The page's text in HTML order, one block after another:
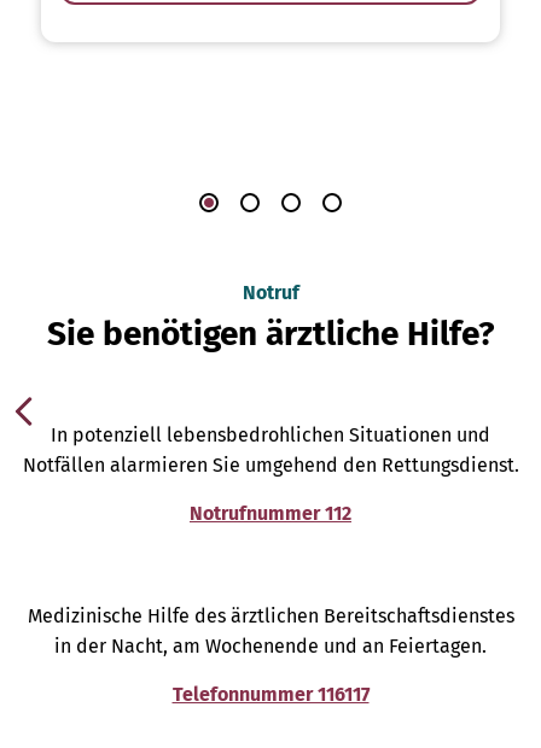
Notruf
Sie benötigen ärztliche Hilfe?
In potenziell lebensbedrohlichen Situationen und
Notfällen alarmieren Sie umgehend den Rettungsdienst.
Notrufnummer 112
Medizinische Hilfe des ärztlichen Bereitschaftsdienstes
in der Nacht, am Wochenende und an Feiertagen.
Telefonnummer 116117